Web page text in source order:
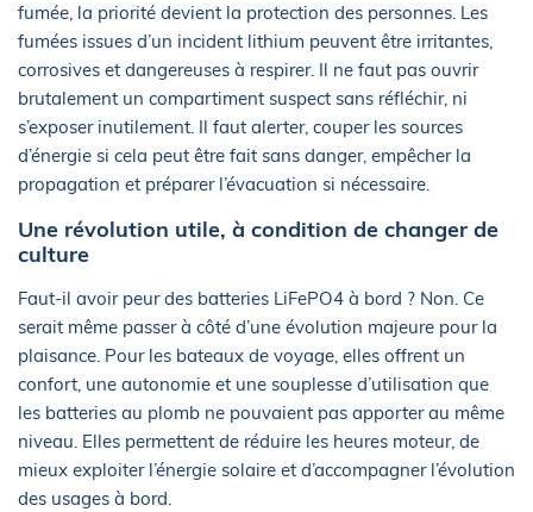
fumée, la priorité devient la protection des personnes. Les
fumées issues d’un incident lithium peuvent être irritantes,
corrosives et dangereuses à respirer. Il ne faut pas ouvrir
brutalement un compartiment suspect sans réfléchir, ni
s’exposer inutilement. Il faut alerter, couper les sources
d’énergie si cela peut être fait sans danger, empêcher la
propagation et préparer l’évacuation si nécessaire.
Une révolution utile, à condition de changer de
culture
Faut-il avoir peur des batteries LiFePO4 à bord ? Non. Ce
serait même passer à côté d’une évolution majeure pour la
plaisance. Pour les bateaux de voyage, elles offrent un
confort, une autonomie et une souplesse d’utilisation que
les batteries au plomb ne pouvaient pas apporter au même
niveau. Elles permettent de réduire les heures moteur, de
mieux exploiter l’énergie solaire et d’accompagner l’évolution
des usages à bord.